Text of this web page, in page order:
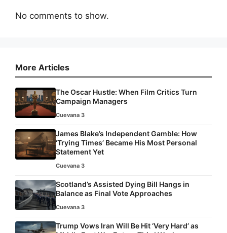
No comments to show.
More Articles
The Oscar Hustle: When Film Critics Turn
Campaign Managers
Cuevana 3
James Blake’s Independent Gamble: How
‘Trying Times’ Became His Most Personal
Statement Yet
Cuevana 3
Scotland’s Assisted Dying Bill Hangs in
Balance as Final Vote Approaches
Cuevana 3
Trump Vows Iran Will Be Hit ‘Very Hard’ as